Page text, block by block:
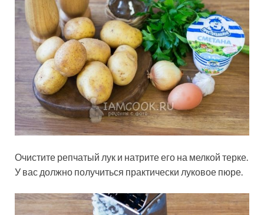
Очистите репчатый лук и натрите его на мелкой терке.
У вас должно получиться практически луковое пюре.